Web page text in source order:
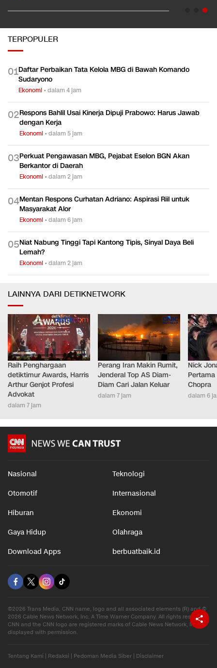
TERPOPULER
01Daftar Perbaikan Tata Kelola MBG di Bawah Komando
Sudaryono
Ekonomi •dalam 4 jam
02Respons Bahlil Usai Kinerja Dipuji Prabowo: Harus Jawab
dengan Kerja
Ekonomi •dalam 5 jam
03Perkuat Pengawasan MBG, Pejabat Eselon BGN Akan
Berkantor di Daerah
Ekonomi •dalam 2 jam
04Mentan Respons Curhatan Adriano: Aspirasi Riil untuk
Masyarakat Alor
Ekonomi •dalam 6 jam
05Niat Nabung Tinggi Tapi Kantong Tipis, Sinyal Daya Beli
Lemah?
Ekonomi •dalam 2 jam
LAINNYA DARI DETIKNETWORK
Raih Penghargaan
detiktimur Awards, Harris
Arthur Genjot Profesi
Advokat
dalam 7 jam
Perang Iran Makin Rumit,
Jenderal Top AS Diam-
Diam Cari Jalan Keluar
dalam 7 jam
Nick
Chopra
dalam 6
Nasional Teknologi
Otomotif Internasional
Hiburan Ekonomi
Gaya Hidup Olahraga
Download Apps berbuatbaik.id
©2026 Trans Media, CNN name, logo and all associated elements (R) and ©
2026 Cable News Network, Inc. A Time Warner Company. All rights reserved.
CNN and the CNN logo are registered marks of Cable News Network, Inc.,
displayed with permission.
Tentang Kami Redaksi Pedoman Media Siber Disclaimer